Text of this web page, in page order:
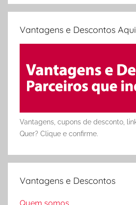
Vantagens e Descontos
Vantagens, cupons de desconto,
Quer? Clique e confirme.
Vantagens e Descontos
Quem somos